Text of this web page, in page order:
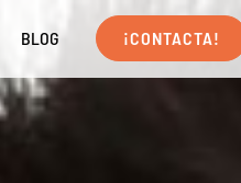
BLOG ¡CONTACTA!